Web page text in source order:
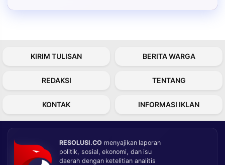
KIRIM TULISAN BERITA WARGA
REDAKSI TENTANG
KONTAK INFORMASI IKLAN
RESOLUSI.CO menyajikan laporan
politik, sosial, ekonomi, dan isu
daerah dengan ketelitian analitis